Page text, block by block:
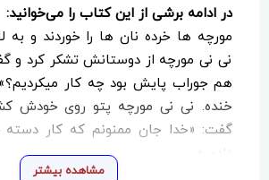
در ادامه برشی از این کتاب را می‌خوانید:
مورچه ها خرده نان ها را خوردند و به
نی نی مورچه از دوستانش تشکر کرد و
هم جوراب پایش بود چه کار
خنده. نی نی مورچه پتو روی خودش
گفت: «خدا جان ممنونم که کار دسته
دادی.»
مشاهده بیشتر